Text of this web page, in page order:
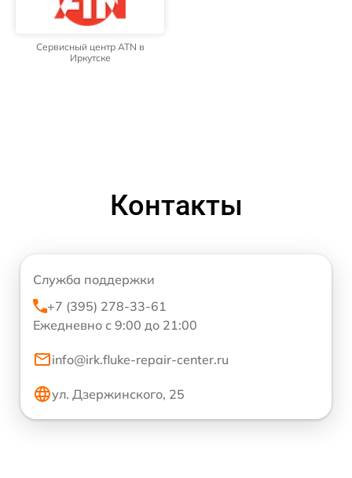
Сервисный центр ATN в
Иркутске
Контакты
Служба поддержки
+7 (395) 278-33-61
Ежедневно с 9:00 до 21:00
info@irk.fluke-repair-center.ru
ул. Дзержинского, 25